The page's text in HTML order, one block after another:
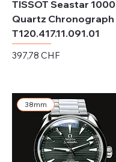
TISSOT Seastar 1000
Quartz Chronograph
T120.417.11.091.01
Prix
397,78 CHF
38mm